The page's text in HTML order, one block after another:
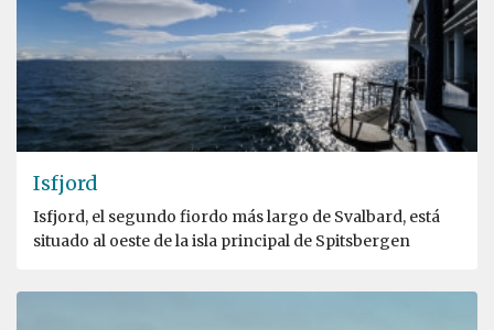
Isfjord
Isfjord, el segundo fiordo más largo de Svalbard, está
situado al oeste de la isla principal de Spitsbergen